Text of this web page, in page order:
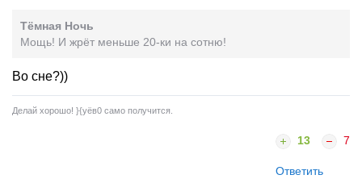
Тёмная Ночь
Мощь! И жрёт меньше 20-ки на сотню!
Во сне?))
Делай хорошо! }{yёв0 само получится.
13 7
Ответить